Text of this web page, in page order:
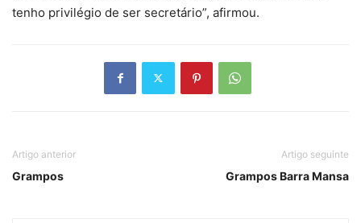
tenho privilégio de ser secretário”, afirmou.
Artigo anterior
Grampos
Artigo seguinte
Grampos Barra Mansa